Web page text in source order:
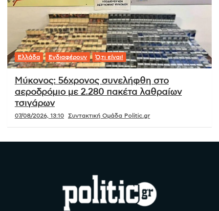
Ελλάδα Ενδιαφέρουν Ό,τι είναι!
Μύκονος: 56χρονος συνελήφθη στο
αεροδρόμιο με 2.280 πακέτα λαθραίων
τσιγάρων
07/08/2026, 13:10 Συντακτική Ομάδα Politic.gr